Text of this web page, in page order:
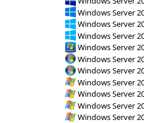
Windows Server
Windows Server
Windows Server
Windows Server
Windows Server
Windows Server
Windows Server
Windows Server
Windows Server
Windows Server